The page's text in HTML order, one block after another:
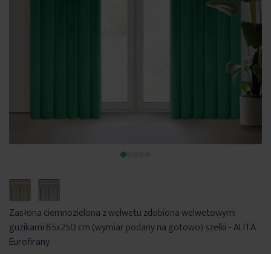
Zasłona ciemnozielona z welwetu zdobiona welwetowymi
guzikami 85x250 cm (wymiar podany na gotowo) szelki - ALITA
Eurofirany